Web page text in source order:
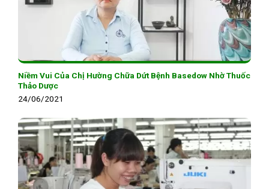
Niềm Vui Của Chị Hường Chữa Dứt Bệnh Basedow Nhờ Thuốc
Thảo Dược
24/06/2021